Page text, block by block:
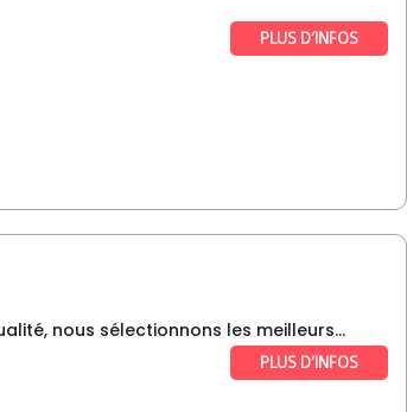
PLUS D’INFOS
nous sélectionnons les meilleurs...
PLUS D’INFOS